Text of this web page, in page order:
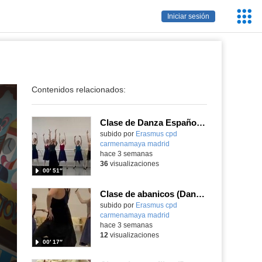
Iniciar sesión
Contenidos relacionados:
Clase de Danza Española (marcajes) en intercambio Erasmus+
Contenido educativo.
subido por Erasmus cpd
carmenamaya madrid
00′ 51″
hace 3 semanas
36visualizaciones
Clase de abanicos (Danza Española) en intercambio Erasmus+
Contenido educativo.
subido por Erasmus cpd
carmenamaya madrid
00′ 17″
hace 3 semanas
12 visualizaciones